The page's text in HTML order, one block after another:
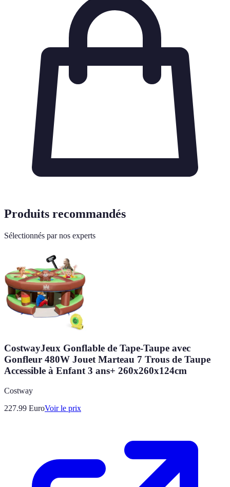
Produits recommandés
Sélectionnés par nos experts
CostwayJeux Gonflable de Tape-Taupe avec
Gonfleur 480W Jouet Marteau 7 Trous de Taupe
Accessible à Enfant 3 ans+ 260x260x124cm
Costway
227.99 EuroVoir le prix